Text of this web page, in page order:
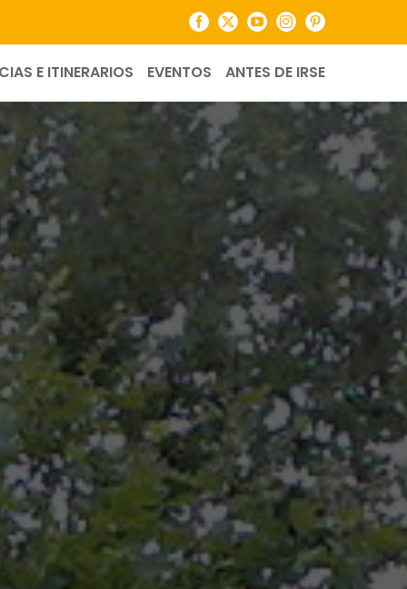
Facebook
X YouTubeInstagramPinterest
E ITINERARIOS EVENTOS ANTES DE IRSE